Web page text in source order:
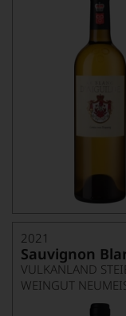
2021
Sauvignon
VULKANLAND
WEINGUT